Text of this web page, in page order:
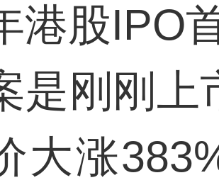
港股IPO
是刚刚上
大涨